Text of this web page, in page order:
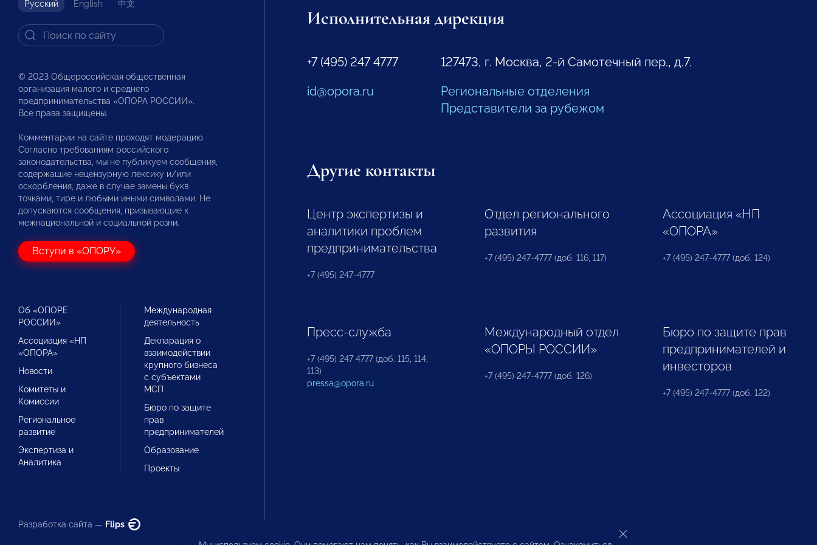
Русский English 中文
© 2023 Общероссийская общественная
организация малого и среднего
предпринимательства «ОПОРА РОССИИ».
Все права защищены.
Комментарии на сайте проходят модерацию.
Согласно требованиям российского
законодательства, мы не публикуем сообщения,
содержащие нецензурную лексику и/или
оскорбления, даже в случае замены букв
точками, тире и любыми иными символами. Не
допускаются сообщения, призывающие к
межнациональной и социальной розни.
Вступи в «ОПОРУ»
Об «ОПОРЕ
РОССИИ»
Ассоциация «НП
«ОПОРА»
Новости
Комитеты и
Комиссии
Региональное
развитие
Экспертиза и
Аналитика
Международная
деятельность
Декларация о
взаимодействии
крупного бизнеса
с субъектами
МСП
Бюро по защите
прав
предпринимателей
Образование
Проекты
Разработка сайта — Flips
Исполнительная дирекция
+7 (495) 247 4777
id@opora.ru
127473, г. Москва, 2-й Самотечный пер., д.7.
Региональные отделения
Представители за рубежом
Другие контакты
Центр экспертизы и
аналитики проблем
предпринимательства
+7 (495) 247-4777
Отдел регионального
развития
+7 (495) 247-4777 (доб. 116, 117)
Ассоциация «НП
«ОПОРА»
+7 (495) 247-4777 (доб. 124)
Пресс-служба
+7 (495) 247 4777 (доб. 115, 114,
113)
pressa@opora.ru
Международный отдел
«ОПОРЫ РОССИИ»
+7 (495) 247-4777 (доб. 126)
Бюро по защите прав
предпринимателей и
инвесторов
+7 (495) 247-4777 (доб. 122)